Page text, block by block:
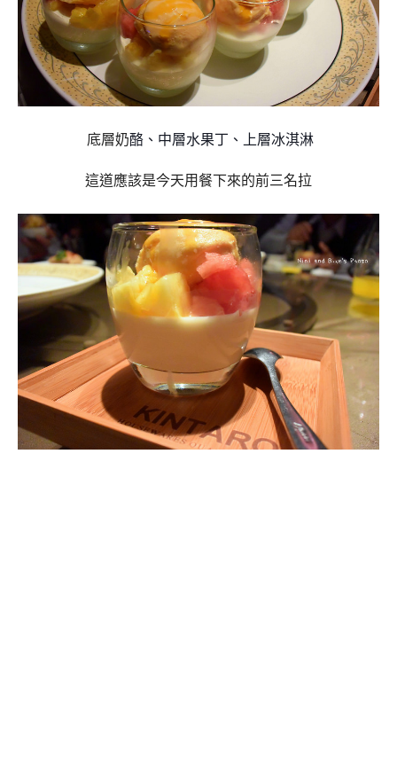
底層奶酪、中層水果丁、上層冰淇淋
這道應該是今天用餐下來的前三名拉